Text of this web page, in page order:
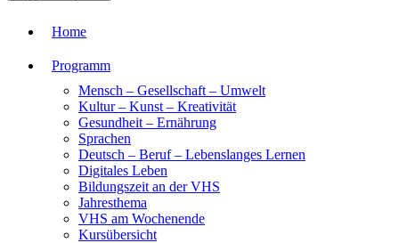
Home
Programm
Mensch – Gesellschaft – Umwelt
Kultur – Kunst – Kreativität
Gesundheit – Ernährung
Sprachen
Deutsch – Beruf – Lebenslanges Lernen
Digitales Leben
Bildungszeit an der VHS
Jahresthema
VHS am Wochenende
Kursübersicht